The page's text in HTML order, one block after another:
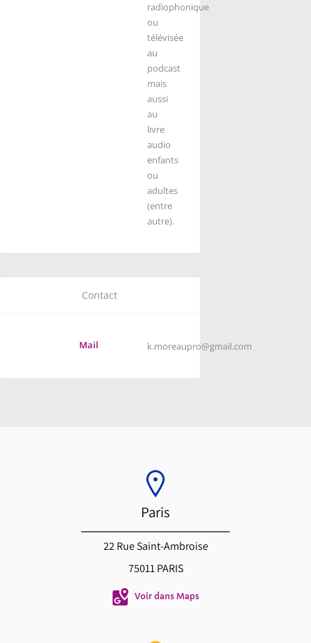
radiophonique
ou
télévisée
au
podcast
mais
aussi
au
livre
audio
enfants
ou
adultes
(entre
autre).
Contact
Mail k.moreaupro@gmail.com
Paris
22 Rue Saint-Ambroise
75011 PARIS
Voir dans Maps